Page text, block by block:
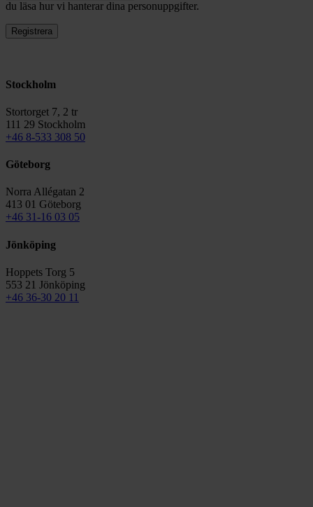
du läsa hur vi hanterar dina personuppgifter.
Stockholm
Stortorget 7, 2 tr
111 29 Stockholm
+46 8-533 308 50
Göteborg
Norra Allégatan 2
413 01 Göteborg
+46 31-16 03 05
Jönköping
Hoppets Torg 5
553 21 Jönköping
+46 36-30 20 11